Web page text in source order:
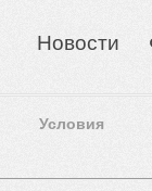
Новости
Условия